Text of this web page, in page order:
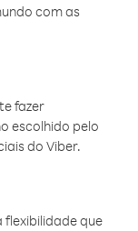
com as
fazer
escolhido pelo
do Viber.
flexibilidade que